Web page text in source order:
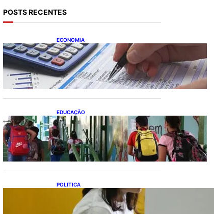
POSTS RECENTES
ECONOMIA
Busca dos brasileiros por
crédito cresce 16,5%; Mato
Grosso lidera ranking entre
estados
EDUCAÇÃO
Ensino fundamental
melhora nas redes
municipais
POLITICA
Justiça Eleitoral prevê
orçamento de R$ 13,9